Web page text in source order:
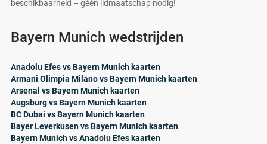
beschikbaarheid – géén lidmaatschap nodig!
Bayern Munich wedstrijden
Anadolu Efes vs Bayern Munich kaarten
Armani Olimpia Milano vs Bayern Munich kaarten
Arsenal vs Bayern Munich kaarten
Augsburg vs Bayern Munich kaarten
BC Dubai vs Bayern Munich kaarten
Bayer Leverkusen vs Bayern Munich kaarten
Bayern Munich vs Anadolu Efes kaarten